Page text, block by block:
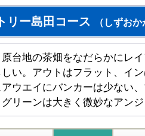
リー島田コース （しずお
台地の茶畑をなだらかにレ
い。アウトはフラット、イ
ウエイにバンカーは少ない
リーンは大きく微妙なアン